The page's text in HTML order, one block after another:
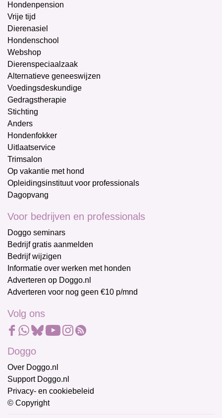
Hondenpension
Vrije tijd
Dierenasiel
Hondenschool
Webshop
Dierenspeciaalzaak
Alternatieve geneeswijzen
Voedingsdeskundige
Gedragstherapie
Stichting
Anders
Hondenfokker
Uitlaatservice
Trimsalon
Op vakantie met hond
Opleidingsinstituut voor professionals
Dagopvang
Voor bedrijven en professionals
Doggo seminars
Bedrijf gratis aanmelden
Bedrijf wijzigen
Informatie over werken met honden
Adverteren op Doggo.nl
Adverteren voor nog geen €10 p/mnd
Volg ons
Doggo
Over Doggo.nl
Support Doggo.nl
Privacy- en cookiebeleid
© Copyright